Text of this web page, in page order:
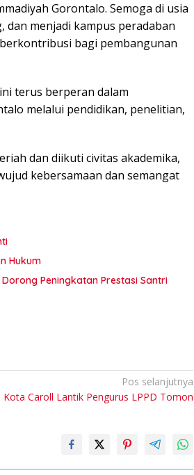
Gorontalo. Semoga di usia
dan menjadi kampus peradaban
bagi pembangunan
terus berperan dalam
melalui pendidikan, penelitian,
dan diikuti civitas akademika,
kebersamaan dan semangat
Hukum
Dorong Peningkatan Prestasi Santri
Pos selanjutnya
Kota Caroll Lantik Pengurus LPPD Tomon